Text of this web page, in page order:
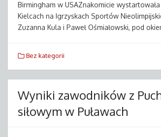
Birmingham w USAZnakomicie
Kielcach na Igrzyskach Sportów
Zuzanna Kula i Paweł Ośmiałowski, pod
Bez kategorii
Wyniki zawodników z
siłowym w Puławach